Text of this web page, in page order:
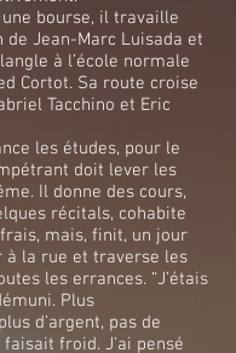
bourse, il travaille
de Jean-Marc Luisada et
à l’école normale
Cortot. Sa route croise
Tacchino et Eric
les études, pour le
doit lever les
Il donne des cours,
récitals, cohabite
mais, finit, un jour
à la rue et traverse les
les errances. “J’étais
Plus
d’argent, pas de
froid. J’ai pensé